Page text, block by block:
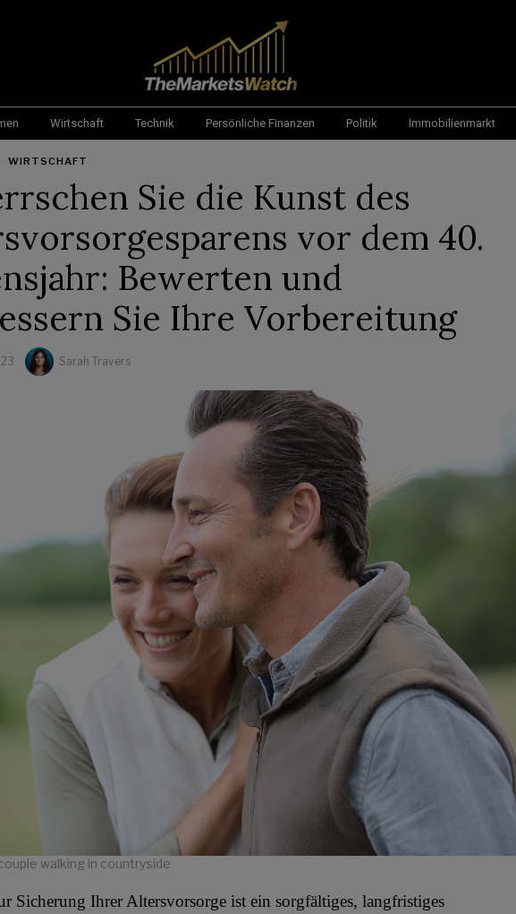
Wirtschaft Technik Persönliche Finanzen Politik Immobilienmarkt
· WIRTSCHAFT
Sie die Kunst des
vor dem 40.
Bewerten und
Sie Ihre Vorbereitung
Sarah Travers
walking in countryside
Sicherung Ihrer Altersvorsorge ist ein sorgfältiges, langfristiges